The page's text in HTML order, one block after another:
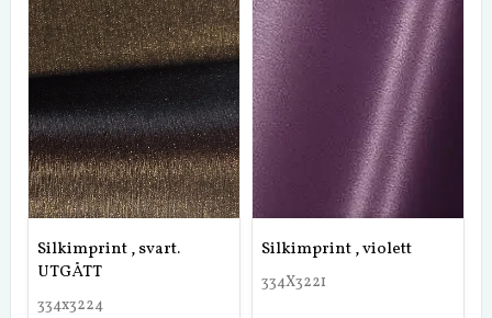
Silkimprint , svart.
UTGÅTT
334x3224
Silkimprint , violett
334X3221